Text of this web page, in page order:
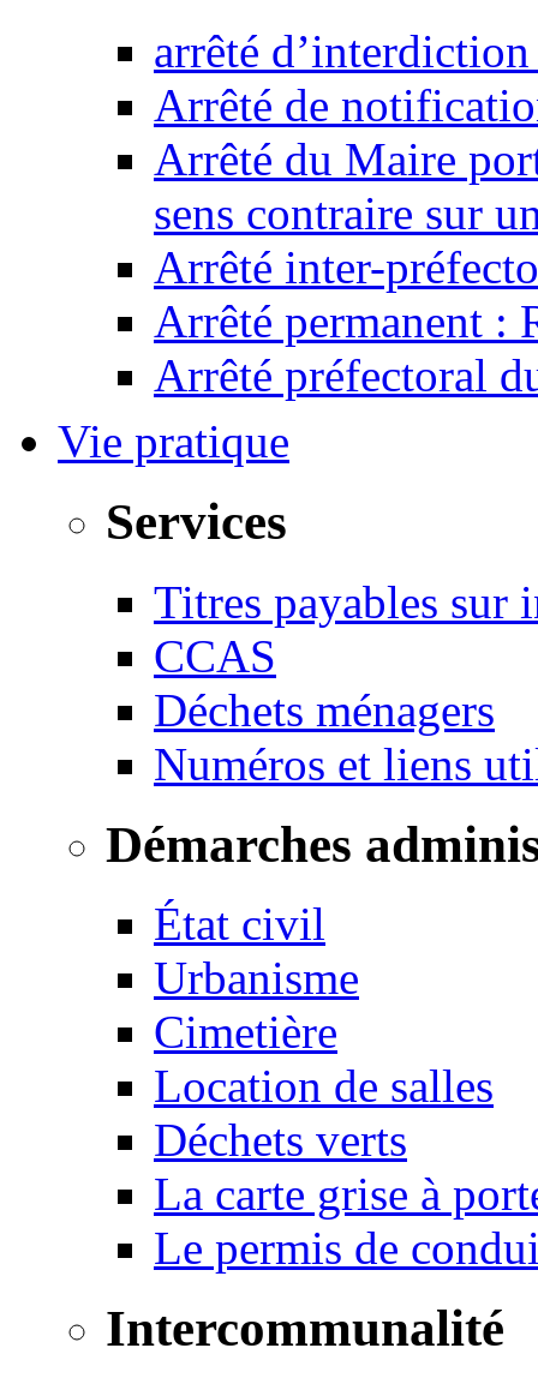
arrêté
Arrêté de
Arrêté du Maire
sens contraire sur
Arrêté inter-
Arrêté permanent :
Arrêté préfectoral
Vie pratique
Services
Titres payables sur
CCAS
Déchets ménagers
Numéros et liens
Démarches
État civil
Urbanisme
Cimetière
Location de salles
Déchets verts
La carte grise à
Le permis de
Intercommunalité